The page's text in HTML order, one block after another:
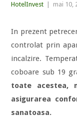
HotelInvest mai 10,
In prezent
controlat prin
incalzire.
coboare sub 19
toate acestea,
asigurarea
sanatoasa.